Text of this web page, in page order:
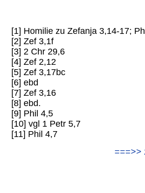
[1] Homilie zu Zefanja 3,14-17;
[2] Zef 3,1f
[3] 2 Chr 29,6
[4] Zef 2,12
[5] Zef 3,17bc
[6] ebd
[7] Zef 3,16
[8] ebd.
[9] Phil 4,5
[10] vgl 1 Petr 5,7
[11] Phil 4,7
===>>